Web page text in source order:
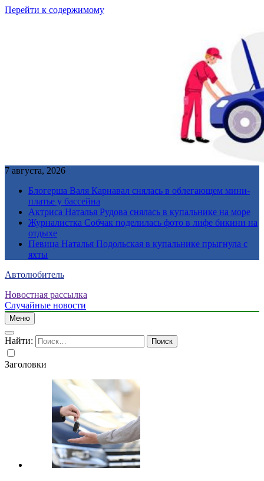
Перейти к содержимому
7 августа, 2026
Блогерша Валя Карнавал снялась в облегающем мини-
платье у бассейна
Актриса Наталья Рудова снялась в купальнике на море
Журналистка Собчак поделилась фото в лифе бикини на
отдыхе
Певица Наталья Подольская в купальнике прыгнула с
яхты
Автолюбитель
Новостная рассылка
Случайные новости
Меню
Найти:
Заголовки